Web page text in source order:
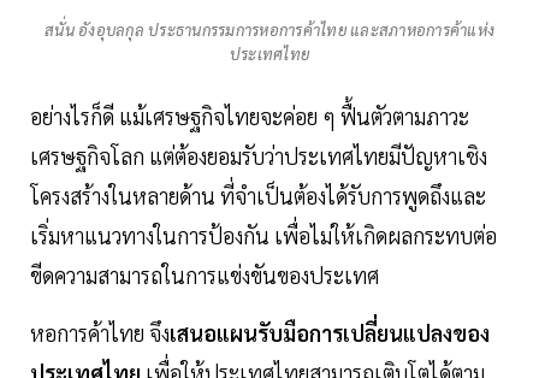
สนั่น อังอุบลกุล ประธานกรรมการหอการค้าไทย และสภาหอการค้าแห่ง
ประเทศไทย
อย่างไรก็ดี แม้เศรษฐกิจไทยจะค่อย ๆ ฟื้นตัวตามภาวะ
เศรษฐกิจโลก แต่ต้องยอมรับว่าประเทศไทยมีปัญหาเชิง
โครงสร้างในหลายด้าน ที่จำเป็นต้องได้รับการพูดถึงและ
เริ่มหาแนวทางในการป้องกัน เพื่อไม่ให้เกิดผลกระทบต่อ
ขีดความสามารถในการแข่งขันของประเทศ
หอการค้าไทย จึงเสนอแผนรับมือการเปลี่ยนแปลงของ